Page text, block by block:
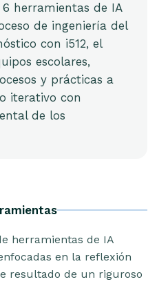
herramientas de IA
de ingeniería del
con i512, el
escolares,
y prácticas a
iterativo con
de los
herramientas de IA
en la reflexión
resultado de un riguroso